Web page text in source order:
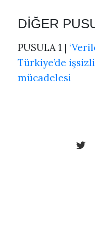
DİĞER
PUSULA 1 |
Türkiye’de
mücadelesi